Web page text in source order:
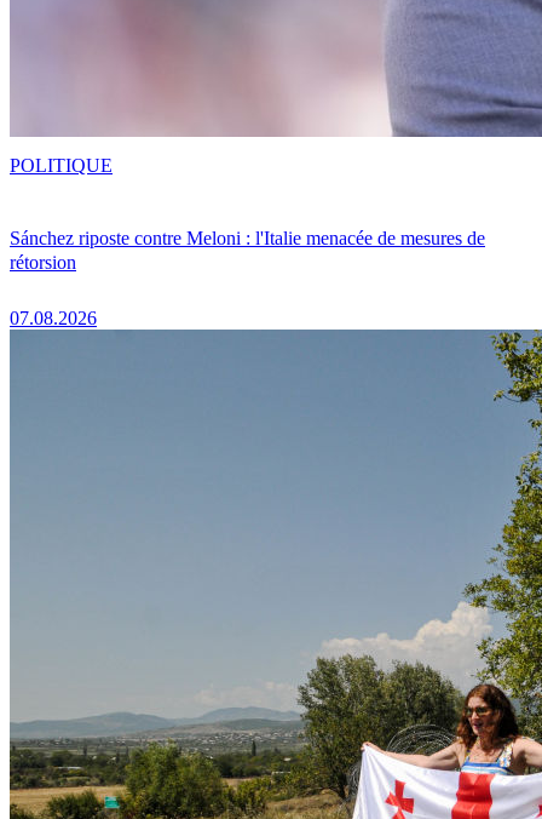
Sánchez riposte contre Meloni : l'Italie menacée de mesures de
rétorsion
07.08.2026
POLITIQUE